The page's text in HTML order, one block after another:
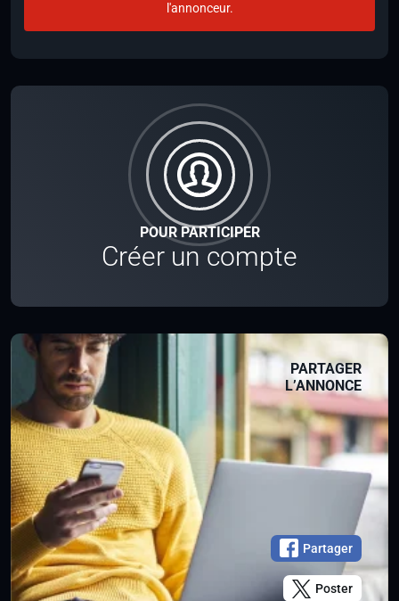
POUR PARTICIPER
Créer un compte
PARTAGER
L’ANNONCE
Partager
Poster
l'annonceur.